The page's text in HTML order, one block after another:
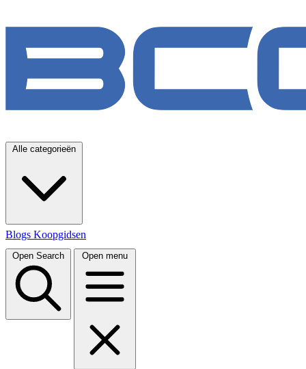
Alle categorieën
Blogs Koopgidsen
Open Search Open menu